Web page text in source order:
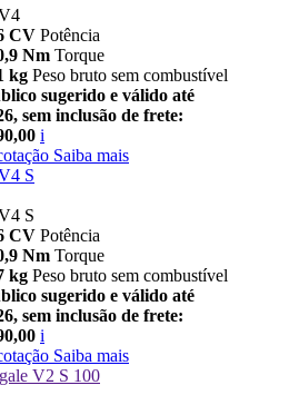
CV Potência
Nm Torque
kg Peso bruto sem combustível
sugerido e válido até
sem inclusão de frete:
i
Saiba mais
S
S
CV Potência
Nm Torque
kg Peso bruto sem combustível
sugerido e válido até
sem inclusão de frete:
i
Saiba mais
V2 S 100